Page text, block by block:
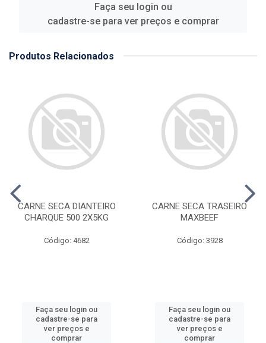
Faça seu login ou
cadastre-se para ver preços e comprar
Produtos Relacionados
CARNE SECA DIANTEIRO
CHARQUE 500 2X5KG
Código: 4682
Faça seu login ou
cadastre-se para
ver preços e
comprar
CARNE SECA TRASEIRO
MAXBEEF
Código: 3928
Faça seu login ou
cadastre-se para
ver preços e
comprar